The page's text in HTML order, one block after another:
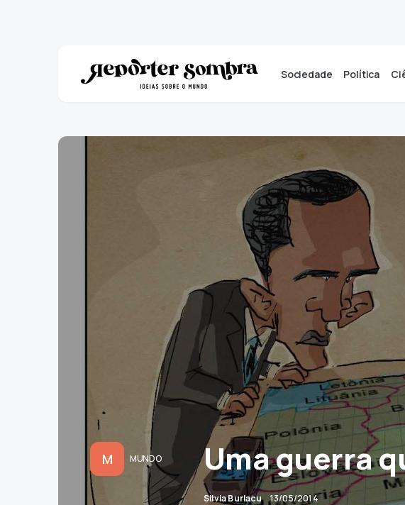
Sociedade Política
M MUNDO Uma guerra
Silvia Burlacu 13/05/2014